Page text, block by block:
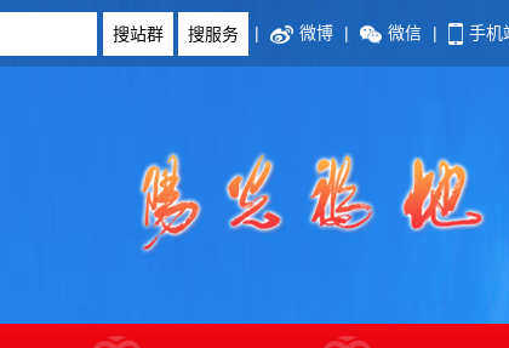
| 微博 | 微信 | 手机